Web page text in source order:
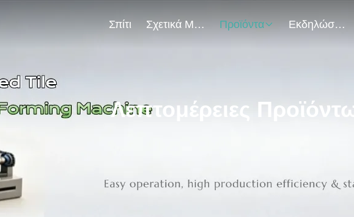
Σπίτι Σχετικά Με Εμάς Προϊόντα Εκδηλώσεις
Λεπτομέρειες